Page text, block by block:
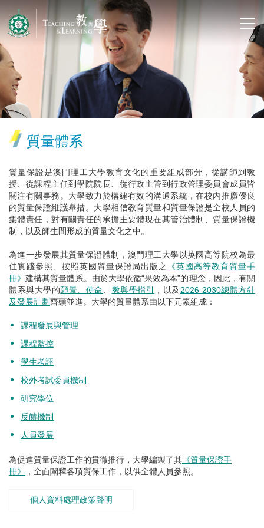
質量體系
質量保證是澳門理工大學教育文化的重要組成部分，從講師到教
授、從課程主任到學院院長、從行政主管到行政管理委員會成員皆
關注有關事務。大學致力於構建有效的溝通系統，在校內推廣優良
的質量保證維護舉措。大學相信教育質量和質量保證是全校人員的
集體責任，對有關責任的承擔主要體現在其管治體制、質量保證機
制，以及師生間形成的質量文化之中。
為進一步發展其質量保證體制，澳門理工大學以英國高等院校為最
佳實踐參照、按照英國質量保證局出版之
《英國高等教育質量手
冊》建構其質量體系。由於大學依循“果效為本”的理念，因此，有關
體系與大學的願景、使命 教與學指引 ，以及 2026-2030總體方針
及發展計劃齊頭並進。大學的質量體系由以下元素組成：
課程發展與管理
課程監控
學生考評
校外考試委員機制
研究學位
反饋機制
人員發展
為促進質量保證工作的貫徹推行， 大學編製了其 《質量保證手
冊》
，全面闡釋各項質保工作，以供全體人員參照。
個人資料處理政策聲明